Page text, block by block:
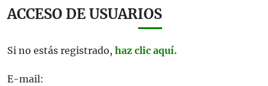
ACCESO DE USUARIOS
Si no estás registrado, haz clic aquí.
E-mail: